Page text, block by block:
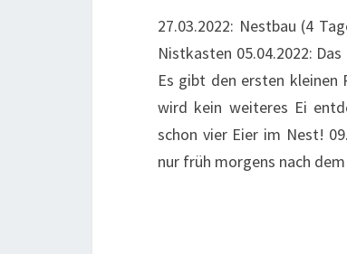
27.03.2022: Nestbau (4
Nistkasten 05.04.2022:
Es gibt den ersten kleinen
wird kein weiteres Ei
schon vier Eier im Nest!
nur früh morgens nach